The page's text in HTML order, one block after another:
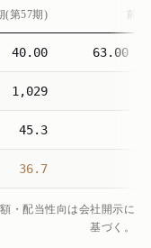
(第57期) 前
40.00 63.00（
1,029
45.3
36.7
・配当性向は会社開示に
基づく。